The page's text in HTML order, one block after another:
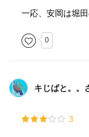
一応、安岡は堀
0
キじばと。。
3